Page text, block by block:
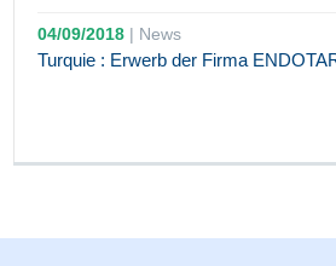
04/09/2018 | News
Turquie : Erwerb der Firma